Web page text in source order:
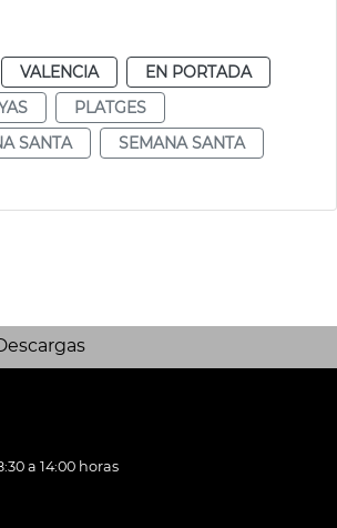
VALENCIA
EN PORTADA
PLATGES
SANTA
SEMANA SANTA
a 14:00 horas